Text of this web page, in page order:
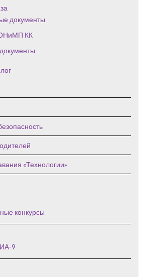
документы
КК
«Технологии»
конкурсы
9